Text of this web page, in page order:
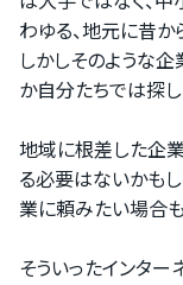
わゆる、地元に昔か
しかしそのような
か自分たちでは探し
地域に根差した企
る必要はないかも
業に頼みたい場合も
そういったインタ